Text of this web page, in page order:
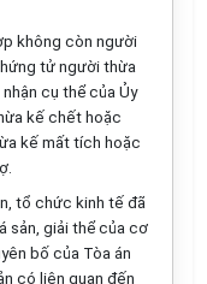
không còn người
tử người thừa
cụ thể của Ủy
kế chết hoặc
kế mất tích hoặc
tổ chức kinh tế đã
sản, giải thể của cơ
bố của Tòa án
có liên quan đến